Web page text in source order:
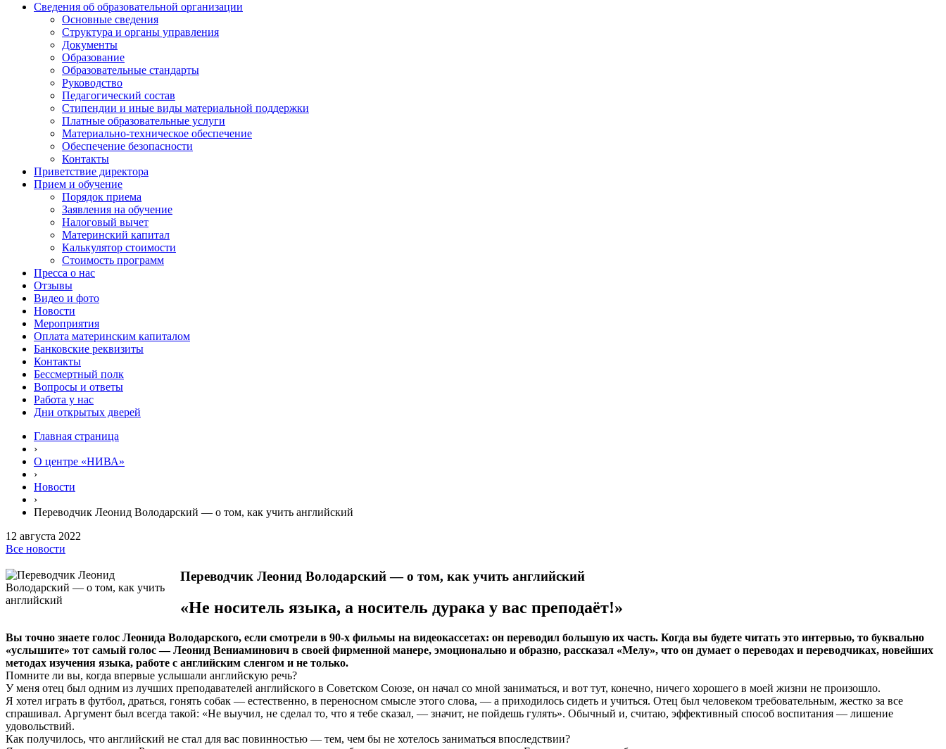
Сведения об образовательной организации
Основные сведения
Структура и органы управления
Документы
Образование
Образовательные стандарты
Руководство
Педагогический состав
Стипендии и иные виды материальной поддержки
Платные образовательные услуги
Материально-техническое обеспечение
Обеспечение безопасности
Контакты
Приветствие директора
Прием и обучение
Порядок приема
Заявления на обучение
Налоговый вычет
Материнский капитал
Калькулятор стоимости
Стоимость программ
Пресса о нас
Отзывы
Видео и фото
Новости
Мероприятия
Оплата материнским капиталом
Банковские реквизиты
Контакты
Бессмертный полк
Вопросы и ответы
Работа у нас
Дни открытых дверей
Главная страница
›
О центре «НИВА»
›
Новости
›
Переводчик Леонид Володарский — о том, как учить английский
12 августа 2022
Все новости
Переводчик Леонид Володарский — о том, как учить английский
«Не носитель языка, а носитель дурака у вас преподаёт!»
Вы точно знаете голос Леонида Володарского, если смотрели в 90-х фильмы на видеокассетах: он переводил большую их часть. Когда вы будете читать это интервью, то буквально
«услышите» тот самый голос — Леонид Вениаминович в своей фирменной манере, эмоционально и образно, рассказал «Мелу», что он думает о переводах и переводчиках, новейших
методах изучения языка, работе с английским сленгом и не только.
Помните ли вы, когда впервые услышали английскую речь?
У меня отец был одним из лучших преподавателей английского в Советском Союзе, он начал со мной заниматься, и вот тут, конечно, ничего хорошего в моей жизни не произошло.
Я хотел играть в футбол, драться, гонять собак — естественно, в переносном смысле этого слова, — а приходилось сидеть и учиться. Отец был человеком требовательным, жестко за все
спрашивал. Аргумент был всегда такой: «Не выучил, не сделал то, что я тебе сказал, — значит, не пойдешь гулять». Обычный и, считаю, эффективный способ воспитания — лишение
удовольствий.
Как получилось, что английский не стал для вас повинностью — тем, чем бы не хотелось заниматься впоследствии?